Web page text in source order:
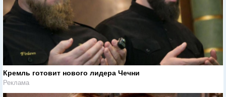
Кремль готовит нового лидера Чечни
Реклама